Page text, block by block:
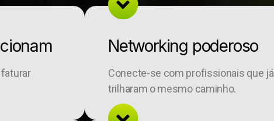
Networking poderoso
Conecte-se com profissionais que já
trilharam o mesmo caminho.